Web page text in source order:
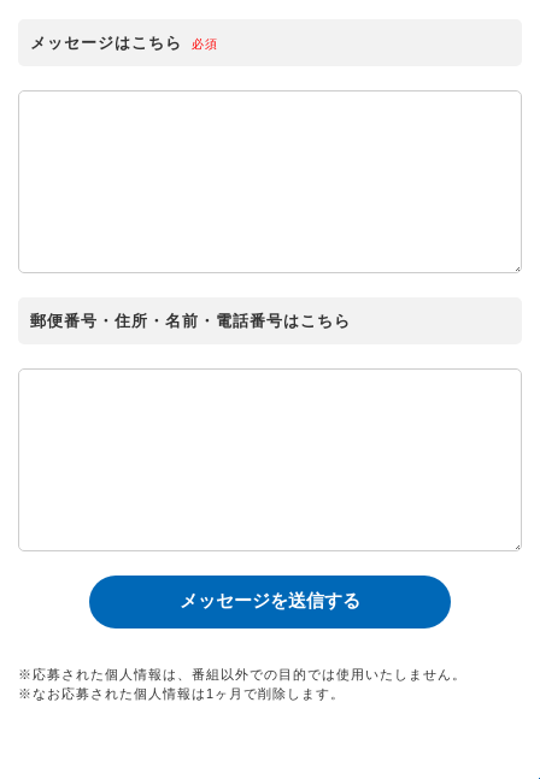
メッセージはこちら 必須
郵便番号・住所・名前・電話番号はこちら
※応募された個人情報は、番組以外での目的では使用いたしません。
※なお応募された個人情報は1ヶ月で削除します。